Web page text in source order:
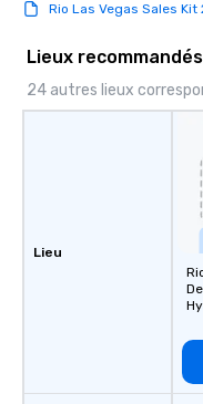
Rio Las Vegas Sales Kit
Lieux recommandés
24 autres lieux
Lieu